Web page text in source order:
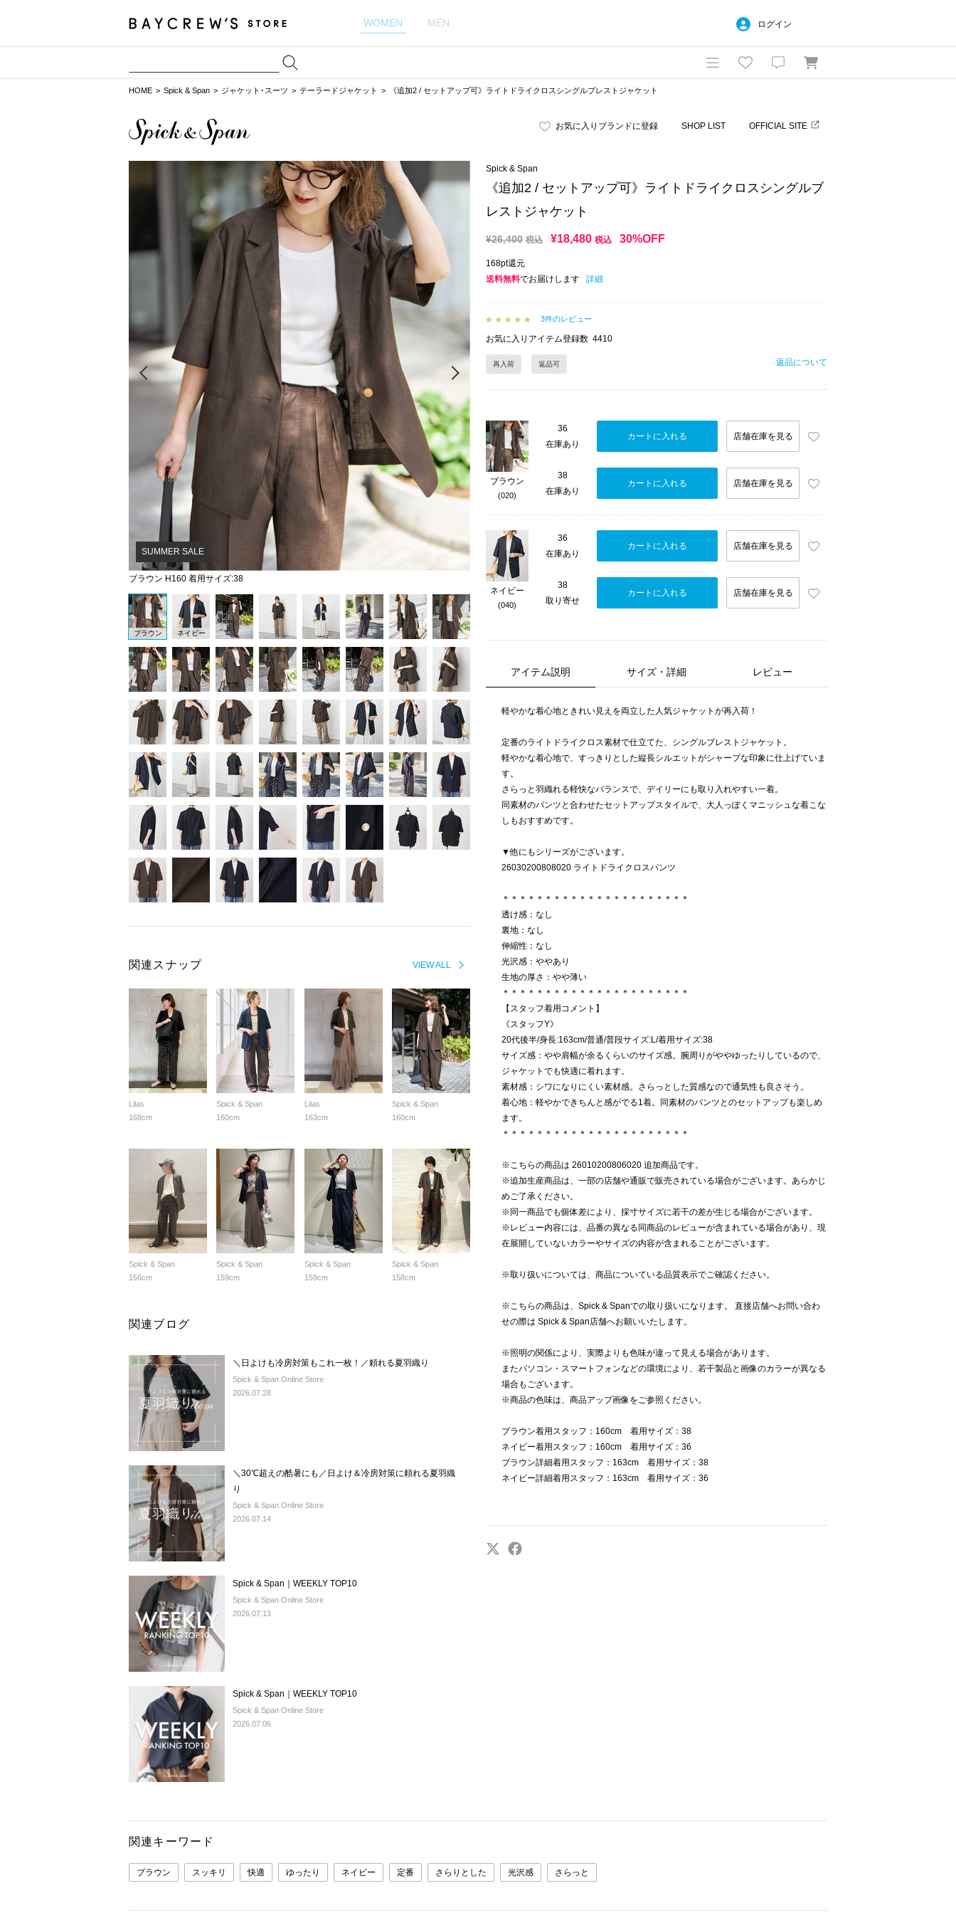
WOMEN MEN ログイン
HOME Spick & Span ジャケット･スーツ テーラードジャケット 《追加2 / セットアップ可》ライトドライクロスシングルブレストジャケット
お気に入りブランドに登録 SHOP LIST OFFICIAL SITE
ブラウン H160 着用サイズ:38
Prev
SUMMER SALE
ブラウン ネイビー
VIEW ALL
関連スナップ
Lilas
168cm
Spick & Span
160cm
Lilas
163cm
Spick & Span
160cm
Spick & Span
156cm
Spick & Span
159cm
Spick & Span
159cm
Spick & Span
158cm
関連ブログ
＼日よけも冷房対策もこれ一枚！／頼れる夏羽織り
Spick & Span Online Store
2026.07.28
＼30℃超えの酷暑にも／日よけ＆冷房対策に頼れる夏羽織
り
Spick & Span Online Store
2026.07.14
Spick & Span｜WEEKLY TOP10
Spick & Span Online Store
2026.07.13
Spick & Span｜WEEKLY TOP10
Spick & Span Online Store
2026.07.06
Spick & Span
《追加2 / セットアップ可》ライトドライクロスシングルブ
レストジャケット
¥26,400 税込 ¥18,480 税込 30%OFF
168pt還元
送料無料でお届けします 詳細
3件のレビュー
お気に入りアイテム登録数 4410
再入荷 返品可 返品について
ブラウン
(020)
36
在庫あり
カートに入れる 店舗在庫を見る
38
在庫あり
カートに入れる 店舗在庫を見る
ネイビー
(040)
36
在庫あり
カートに入れる 店舗在庫を見る
38
取り寄せ
カートに入れる 店舗在庫を見る
アイテム説明 サイズ・詳細 レビュー
軽やかな着心地ときれい見えを両立した人気ジャケットが再入荷！
定番のライトドライクロス素材で仕立てた、シングルブレストジャケット。
軽やかな着心地で、すっきりとした縦長シルエットがシャープな印象に仕上げていま
す。
さらっと羽織れる軽快なバランスで、デイリーにも取り入れやすい一着。
同素材のパンツと合わせたセットアップスタイルで、大人っぽくマニッシュな着こな
しもおすすめです。
▼他にもシリーズがございます。
26030200808020 ライトドライクロスパンツ
＊＊＊＊＊＊＊＊＊＊＊＊＊＊＊＊＊＊＊＊＊＊
透け感：なし
裏地：なし
伸縮性：なし
光沢感：ややあり
生地の厚さ：やや薄い
＊＊＊＊＊＊＊＊＊＊＊＊＊＊＊＊＊＊＊＊＊＊
【スタッフ着用コメント】
《スタッフY》
20代後半/身長:163cm/普通/普段サイズ:L/着用サイズ:38
サイズ感：やや肩幅が余るくらいのサイズ感。腕周りがややゆったりしているので、
ジャケットでも快適に着れます。
素材感：シワになりにくい素材感。さらっとした質感なので通気性も良さそう。
着心地：軽やかできちんと感がでる1着。同素材のパンツとのセットアップも楽しめ
ます。
＊＊＊＊＊＊＊＊＊＊＊＊＊＊＊＊＊＊＊＊＊＊
※こちらの商品は 26010200806020 追加商品です。
※追加生産商品は、一部の店舗や通販で販売されている場合がございます。あらかじ
めご了承ください。
※同一商品でも個体差により、採寸サイズに若干の差が生じる場合がございます。
※レビュー内容には、品番の異なる同商品のレビューが含まれている場合があり、現
在展開していないカラーやサイズの内容が含まれることがございます。
※取り扱いについては、商品についている品質表示でご確認ください。
※こちらの商品は、Spick & Spanでの取り扱いになります。 直接店舗へお問い合わ
せの際は Spick & Span店舗へお願いいたします。
※照明の関係により、実際よりも色味が違って見える場合があります。
またパソコン・スマートフォンなどの環境により、若干製品と画像のカラーが異なる
場合もございます。
※商品の色味は、商品アップ画像をご参照ください。
ブラウン着用スタッフ：160cm 着用サイズ：38
ネイビー着用スタッフ：160cm 着用サイズ：36
ブラウン詳細着用スタッフ：163cm 着用サイズ：38
ネイビー詳細着用スタッフ：163cm 着用サイズ：36
関連キーワード
ブラウン スッキリ 快適 ゆったり ネイビー 定番 さらりとした 光沢感 さらっと